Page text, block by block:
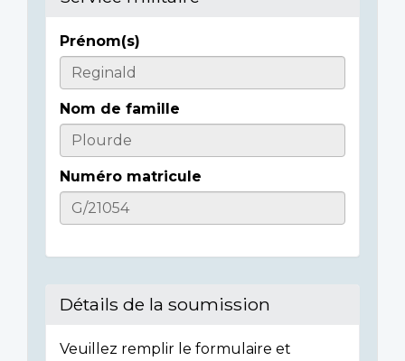
Casualty
Details
Prénom(s)
Nom de famille
Numéro matricule
Détails de la soumission
Veuillez remplir le formulaire et